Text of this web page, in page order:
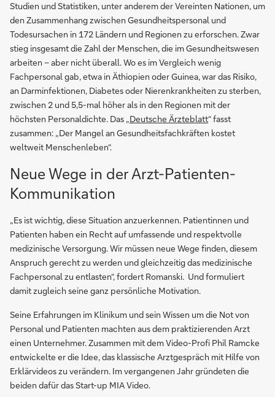
Studien und Statistiken, unter anderem der Vereinten Nationen, um
den Zusammenhang zwischen Gesundheitspersonal und
Todesursachen in 172 Ländern und Regionen zu erforschen. Zwar
stieg insgesamt die Zahl der Menschen, die im Gesundheitswesen
arbeiten – aber nicht überall. Wo es im Vergleich wenig
Fachpersonal gab, etwa in Äthiopien oder Guinea, war das Risiko,
an Darminfektionen, Diabetes oder Nierenkrankheiten zu sterben,
zwischen 2 und 5,5-mal höher als in den Regionen mit der
höchsten Personaldichte. Das „Deutsche Ärzteblatt“ fasst
zusammen: „Der Mangel an Gesundheitsfachkräften kostet
weltweit Menschenleben“.
Neue Wege in der Arzt-Patienten-
Kommunikation
„Es ist wichtig, diese Situation anzuerkennen. Patientinnen und
Patienten haben ein Recht auf umfassende und respektvolle
medizinische Versorgung. Wir müssen neue Wege finden, diesem
Anspruch gerecht zu werden und gleichzeitig das medizinische
Fachpersonal zu entlasten“, fordert Romanski. Und formuliert
damit zugleich seine ganz persönliche Motivation.
Seine Erfahrungen im Klinikum und sein Wissen um die Not von
Personal und Patienten machten aus dem praktizierenden Arzt
einen Unternehmer. Zusammen mit dem Video-Profi Phil Ramcke
entwickelte er die Idee, das klassische Arztgespräch mit Hilfe von
Erklärvideos zu verändern. Im vergangenen Jahr gründeten die
beiden dafür das Start-up MIA Video.